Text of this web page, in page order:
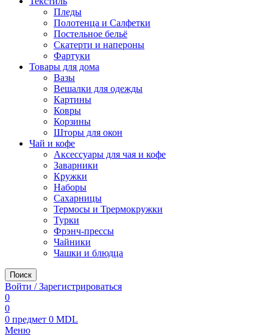
Пледы
Полотенца и Салфетки
Постельное бельё
Скатерти и напероны
Фартуки
Товары для дома
Вазы
Вешалки для одежды
Картины
Ковры
Корзины
Шторы для окон
Чай и кофе
Аксессуары для чая и кофе
Заварники
Кружки
Наборы
Сахарницы
Термосы и Трермокружки
Турки
Фрэнч-прессы
Чайники
Чашки и блюдца
Поиск
Войти / Зарегистрироваться
0
0
0 предмет 0 MDL
Меню